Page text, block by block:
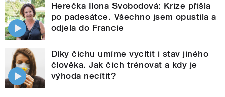
Herečka Ilona Svobodová: Krize přišla
po padesátce. Všechno jsem opustila a
odjela do Francie
Díky čichu umíme vycítit i stav jiného
člověka. Jak čich trénovat a kdy je
výhoda necítit?